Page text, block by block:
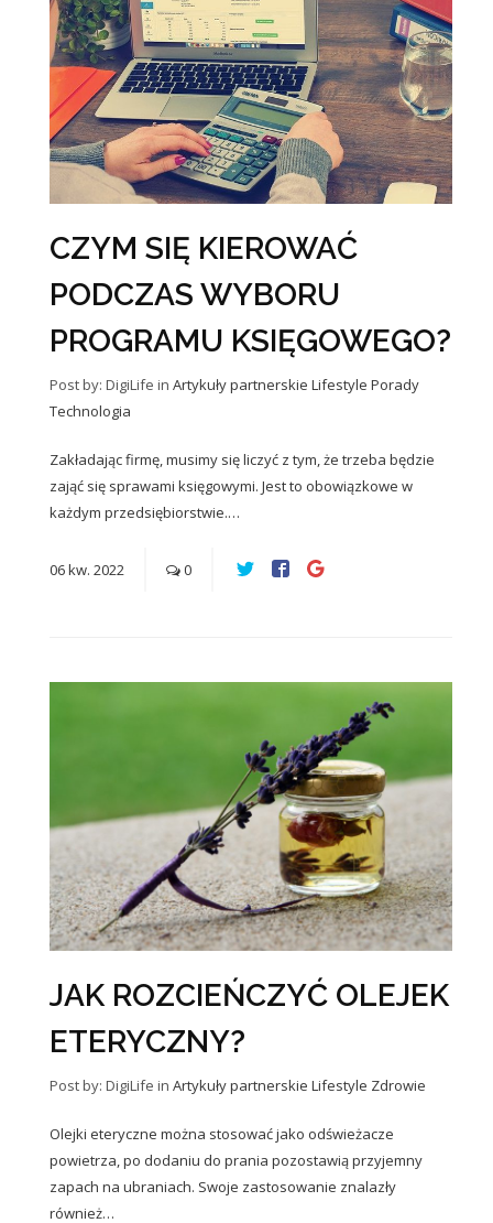
CZYM SIĘ KIEROWAĆ
PODCZAS WYBORU
PROGRAMU KSIĘGOWEGO?
Post by: DigiLife in Artykuły partnerskie Lifestyle Porady
Technologia
Zakładając firmę, musimy się liczyć z tym, że trzeba będzie
zająć się sprawami księgowymi. Jest to obowiązkowe w
każdym przedsiębiorstwie.…
06kw. 2022 0
JAK ROZCIEŃCZYĆ OLEJEK
ETERYCZNY?
Post by: DigiLife in Artykuły partnerskie Lifestyle Zdrowie
Olejki eteryczne można stosować jako odświeżacze
powietrza, po dodaniu do prania pozostawią przyjemny
zapach na ubraniach. Swoje zastosowanie znalazły
również…